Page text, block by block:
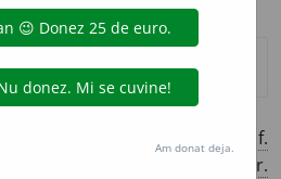
șif.
pe cineva sau ceva. – Din
fr.
Am donat deja.